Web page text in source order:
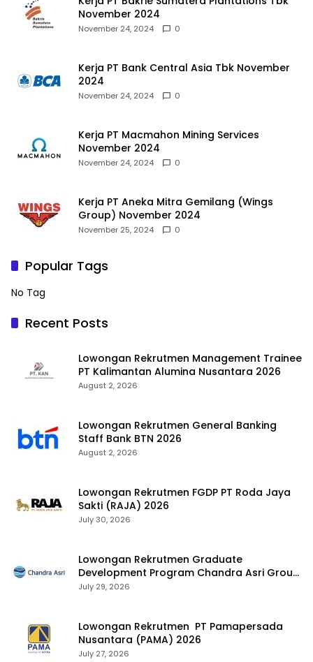
November 2024
November 24, 2024 0
Kerja PT Bank Central Asia Tbk November
2024
November 24, 2024 0
Kerja PT Macmahon Mining Services
November 2024
November 24, 2024 0
Kerja PT Aneka Mitra Gemilang (Wings
Group) November 2024
November 25, 2024 0
Popular Tags
No Tag
Recent Posts
Lowongan Rekrutmen Management Trainee
PT Kalimantan Alumina Nusantara 2026
August 2, 2026
Lowongan Rekrutmen General Banking
Staff Bank BTN 2026
August 2, 2026
Lowongan Rekrutmen FGDP PT Roda Jaya
Sakti (RAJA) 2026
July 30, 2026
Lowongan Rekrutmen Graduate
Development Program Chandra Asri Group
2026
July 29, 2026
Lowongan Rekrutmen PT Pamapersada
Nusantara (PAMA) 2026
July 27, 2026